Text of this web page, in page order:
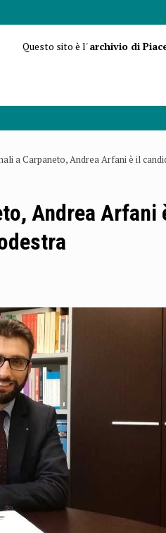
Questo sito è l'archivio di
a Carpaneto, Andrea Arfani è il
Andrea Arfani